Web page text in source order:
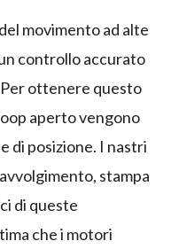
movimento ad alte
controllo accurato
ottenere questo
aperto vengono
di posizione. I nastri
stampa
di queste
che i motori